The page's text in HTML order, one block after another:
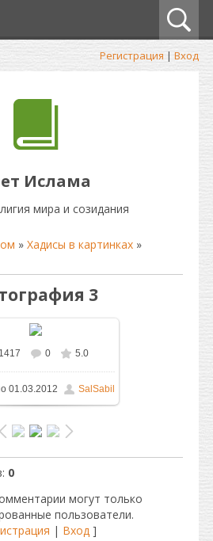
Регистрация | Вход
Ислама
мира и созидания
» Хадисы в картинках »
3
1417 0 5.0
01.03.2012 SalSabil
: 0
могут только
пользователи.
| Вход]